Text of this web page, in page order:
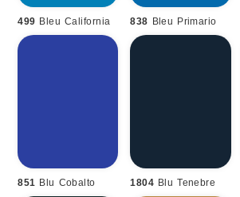
499 Bleu California 838 Bleu Primario
851 Blu Cobalto 1804 Blu Tenebre